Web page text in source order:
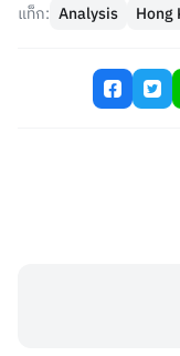
แท็ก: Analysis Hong